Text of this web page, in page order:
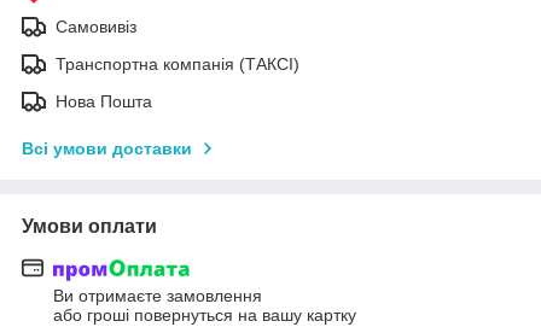
Самовивіз
Транспортна компанія (ТАКСІ)
Нова Пошта
Всі умови доставки
Умови оплати
Ви отримаєте замовлення
або гроші повернуться на вашу картку